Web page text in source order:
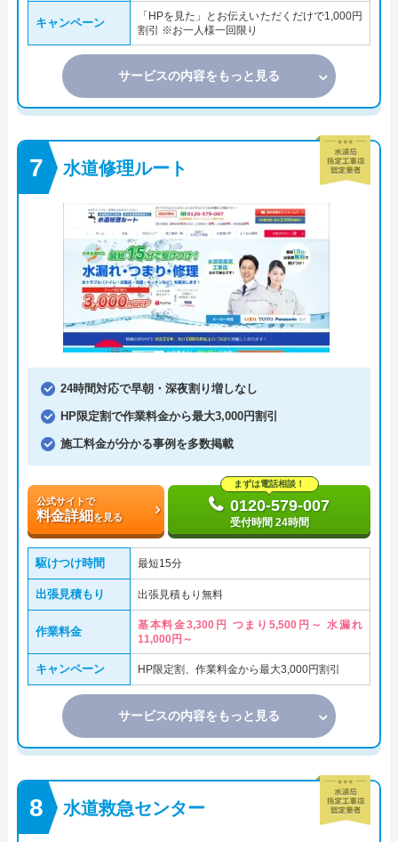
キャンペーン
「HPを見た」とお伝えいただくだけで1,000円
割引 ※お一人様一回限り
サービスの内容をもっと見る
水道修理ルート
24時間対応で早朝・深夜割り増しなし
HP限定割で作業料金から最大3,000円割引
施工料金が分かる事例を多数掲載
公式サイトで
料金詳細を見る
まずは電話相談！
0120-579-007
受付時間 24時間
駆けつけ時間 最短15分
出張見積もり 出張見積もり無料
作業料金
基本料金3,300円 つまり5,500円～ 水漏れ
11,000円～
キャンペーン HP限定割、作業料金から最大3,000円割引
サービスの内容をもっと見る
水道救急センター